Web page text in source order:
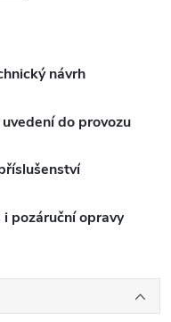
návrh
do provozu
pozáruční opravy